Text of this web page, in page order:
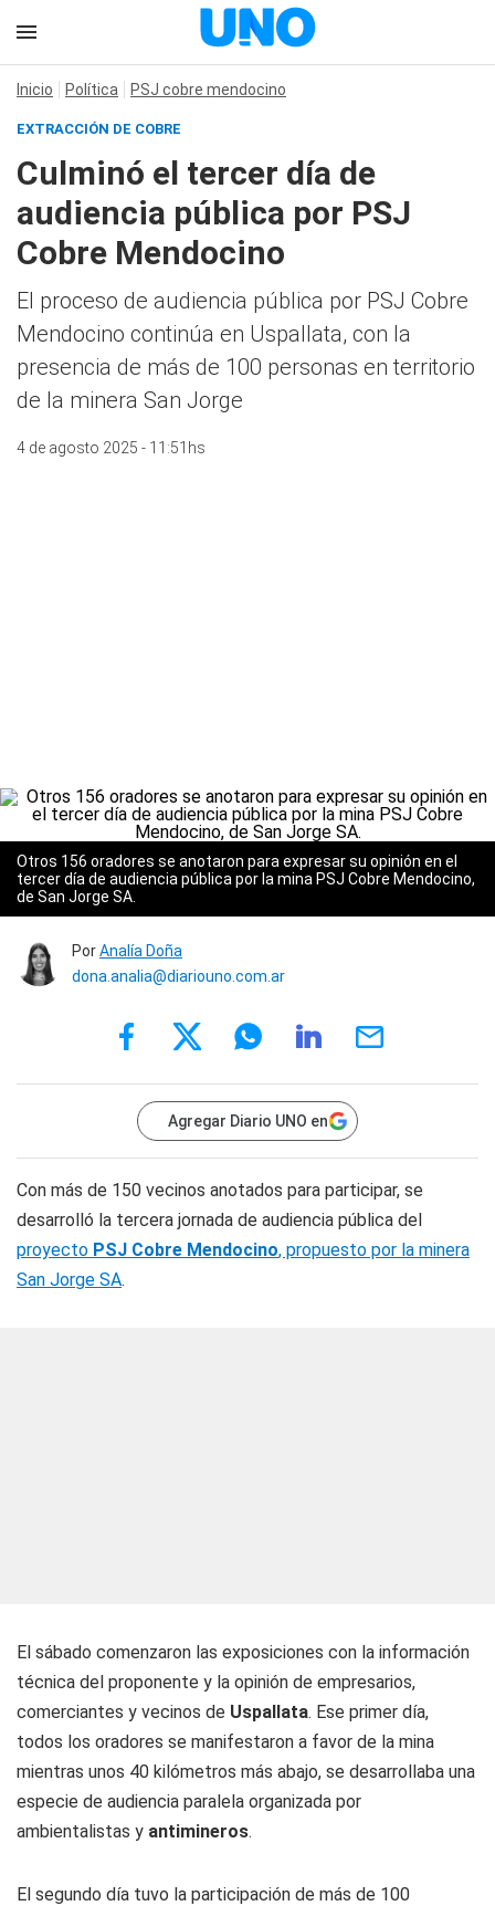
Inicio Política PSJ cobre mendocino
EXTRACCIÓN DE COBRE
Culminó el tercer día de
audiencia pública por PSJ
Cobre Mendocino
El proceso de audiencia pública por PSJ Cobre
Mendocino continúa en Uspallata, con la
presencia de más de 100 personas en territorio
de la minera San Jorge
4 de agosto 2025 - 11:51hs
Otros 156 oradores se anotaron para expresar su opinión en el
tercer día de audiencia pública por la mina PSJ Cobre Mendocino,
de San Jorge SA.
PorAnalía Doña
dona.analia@diariouno.com.ar
Agregar Diario UNO en
Con más de 150 vecinos anotados para participar, se
desarrolló la tercera jornada de audiencia pública del
proyecto PSJ Cobre Mendocino, propuesto por la minera
San Jorge SA.
El sábado comenzaron las exposiciones con la información
técnica del proponente y la opinión de empresarios,
comerciantes y vecinos de Uspallata. Ese primer día,
todos los oradores se manifestaron a favor de la mina
mientras unos 40 kilómetros más abajo, se desarrollaba una
especie de audiencia paralela organizada por
ambientalistas y antimineros.
El segundo día tuvo la participación de más de 100